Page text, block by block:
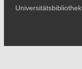
Universitätsbibliothek